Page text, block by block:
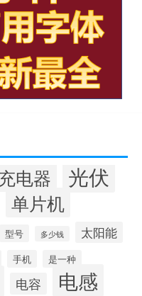
电器 光伏
单片机
型号 多少钱 太阳能
手机 是一种
电容 电感